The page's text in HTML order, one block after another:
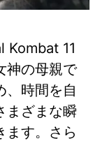
Kombat 11
神の母親で
、時間を自
まざまな瞬
ます。さら